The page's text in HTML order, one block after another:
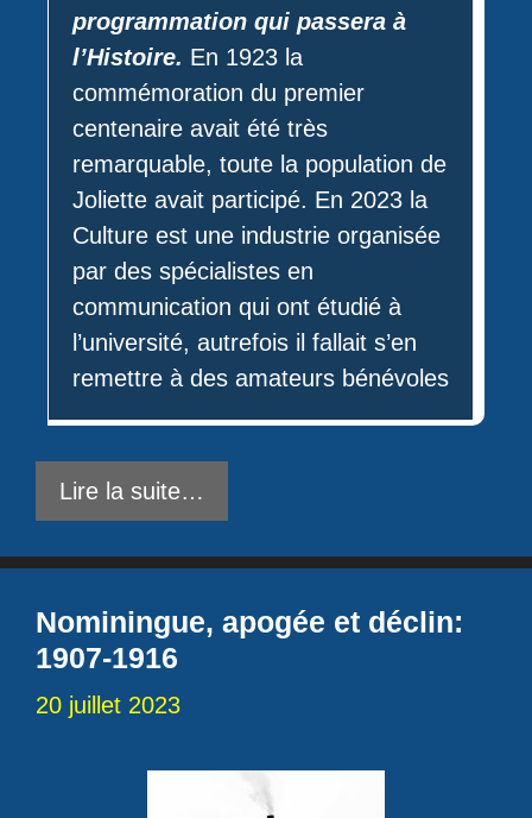
programmation qui passera à
l’Histoire. En 1923 la
commémoration du premier
centenaire avait été très
remarquable, toute la population de
Joliette avait participé. En 2023 la
Culture est une industrie organisée
par des spécialistes en
communication qui ont étudié à
l’université, autrefois il fallait s’en
remettre à des amateurs bénévoles
Lire la suite…
Nominingue, apogée et déclin:
1907-1916
20 juillet 2023